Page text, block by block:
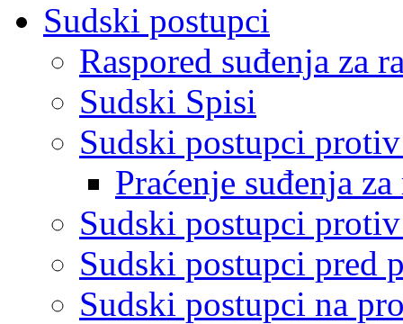
Sudski postupci
Raspored suđenja za
Sudski Spisi
Sudski postupci
Praćenje suđenja
Sudski postupci
Sudski postupci pred
Sudski postupci na